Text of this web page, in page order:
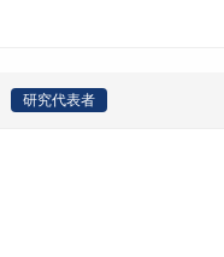
研究代表者